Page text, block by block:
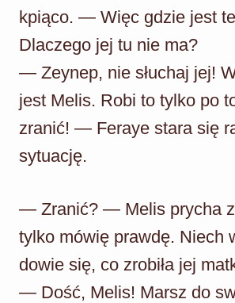
kpiąco. — Więc gdzie jest
Dlaczego jej tu nie ma?
— Zeynep, nie słuchaj jej!
jest Melis. Robi to tylko po
zranić! — Feraye stara się
sytuację.
— Zranić? — Melis prycha
tylko mówię prawdę. Niech
dowie się, co zrobiła jej
— Dość, Melis! Marsz do